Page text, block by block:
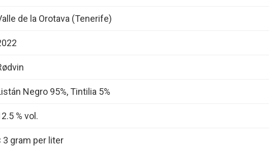
de la Orotava (Tenerife)
Negro 95%, Tintilia 5%
% vol.
3 gram per liter